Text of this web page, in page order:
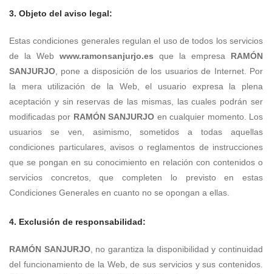
3. Objeto del aviso legal:
Estas condiciones generales regulan el uso de todos los servicios
de la Web www.ramonsanjurjo.es que la empresa RAMÓN
SANJURJO, pone a disposición de los usuarios de Internet. Por
la mera utilización de la Web, el usuario expresa la plena
aceptación y sin reservas de las mismas, las cuales podrán ser
modificadas por RAMÓN SANJURJO en cualquier momento. Los
usuarios se ven, asimismo, sometidos a todas aquellas
condiciones particulares, avisos o reglamentos de instrucciones
que se pongan en su conocimiento en relación con contenidos o
servicios concretos, que completen lo previsto en estas
Condiciones Generales en cuanto no se opongan a ellas.
4. Exclusión de responsabilidad:
RAMÓN SANJURJO, no garantiza la disponibilidad y continuidad
del funcionamiento de la Web, de sus servicios y sus contenidos.